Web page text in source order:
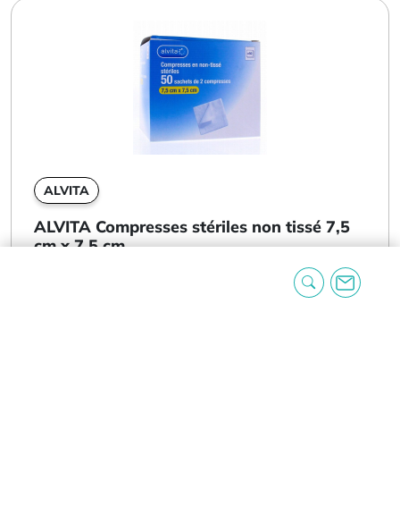
ALVITA
ALVITA Compresses stériles non tissé 7,5
cm x 7,5 cm...
Les Compresses Alvita Stériles non Tissées 7,5 x